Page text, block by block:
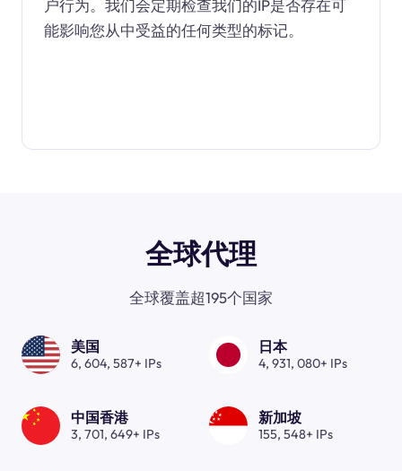
户行为。我们会定期检查我们的IP是否存在可
能影响您从中受益的任何类型的标记。
全球代理
全球覆盖超195个国家
美国
6, 604, 587+ IPs
日本
4, 931, 080+ IPs
中国香港
3, 701, 649+ IPs
新加坡
155, 548+ IPs